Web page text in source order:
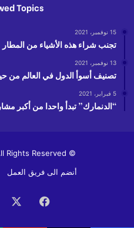
Topics
15 نوفمبر، 2021
تجنب شراء هذه الأشياء من المطار
13 نوفمبر، 2021
تصنيف أسوأ الدول في العالم من
5 فبراير، 2021
“الدنمارك” تبدأ واحدا من أكبر مشاريعها..
© Copyright 2026, All Rights Reserved |
أنضم الى فريق العمل
فيسبوك